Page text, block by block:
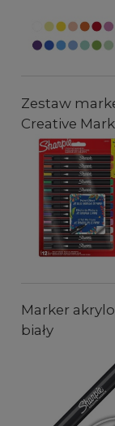
Zestaw
Creative
Marker
biały